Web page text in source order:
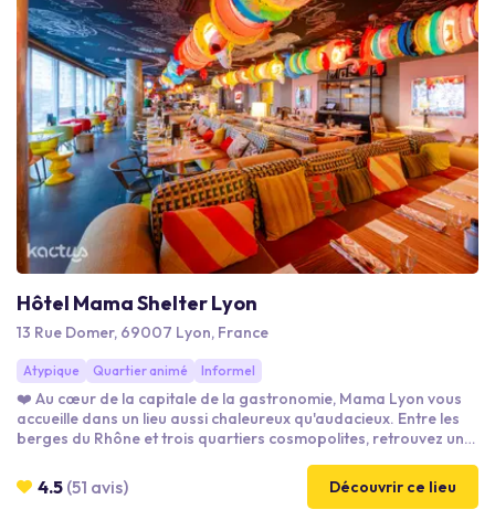
Hôtel Mama Shelter Lyon
13 Rue Domer, 69007 Lyon, France
Atypique Quartier animé Informel
❤️ Au cœur de la capitale de la gastronomie, Mama Lyon vous
accueille dans un lieu aussi chaleureux qu'audacieux. Entre les
berges du Rhône et trois quartiers cosmopolites, retrouvez un
rencontrent. Ici, on travaille, on partage, on se régale… et
surtout, on se sent comme à la maison.
4.5 (51 avis) Découvrir ce lieu